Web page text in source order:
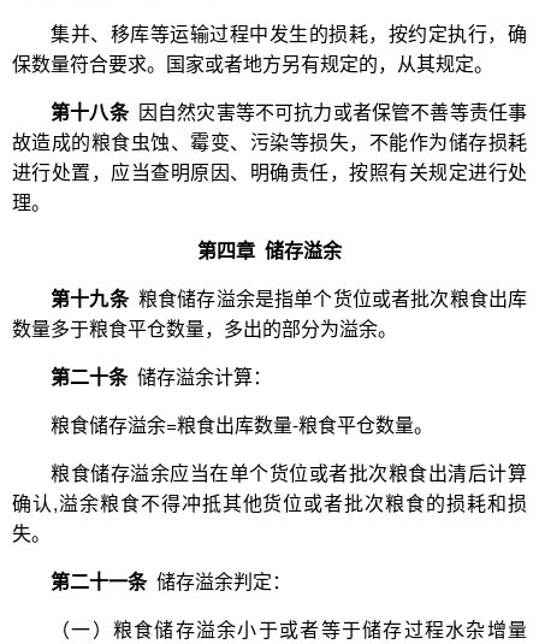
集并、移库等运输过程中发生的损耗，按约定执行，确
保数量符合要求。国家或者地方另有规定的，从其规定。
第十八条因自然灾害等不可抗力或者保管不善等责任事
故造成的粮食虫蚀、霉变、污染等损失，不能作为储存损耗
进行处置，应当查明原因、明确责任，按照有关规定进行处
理。
第四章 储存溢余
第十九条粮食储存溢余是指单个货位或者批次粮食出库
数量多于粮食平仓数量，多出的部分为溢余。
第二十条储存溢余计算：
粮食储存溢余=粮食出库数量-粮食平仓数量。
粮食储存溢余应当在单个货位或者批次粮食出清后计算
确认,溢余粮食不得冲抵其他货位或者批次粮食的损耗和损
失。
第二十一条储存溢余判定：
（一）粮食储存溢余小于或者等于储存过程水杂增量